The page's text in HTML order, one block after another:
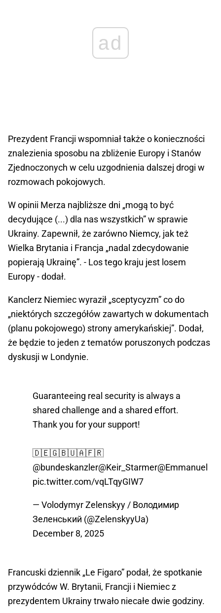
ad
Prezydent Francji wspomniał także o konieczności
znalezienia sposobu na zbliżenie Europy i Stanów
Zjednoczonych w celu uzgodnienia dalszej drogi w
rozmowach pokojowych.
W opinii Merza najbliższe dni „mogą to być
decydujące (...) dla nas wszystkich” w sprawie
Ukrainy. Zapewnił, że zarówno Niemcy, jak też
Wielka Brytania i Francja „nadal zdecydowanie
popierają Ukrainę”. - Los tego kraju jest losem
Europy - dodał.
Kanclerz Niemiec wyraził „sceptycyzm” co do
„niektórych szczegółów zawartych w dokumentach
(planu pokojowego) strony amerykańskiej”. Dodał,
że będzie to jeden z tematów poruszonych podczas
dyskusji w Londynie.
Guaranteeing real security is always a
shared challenge and a shared effort.
Thank you for your support!
🇩🇪🇬🇧🇺🇦🇫🇷
@bundeskanzler@Keir_Starmer
pic.twitter.com/vqLTqyGIW7
— Volodymyr Zelenskyy / Володимир
Зеленський (@ZelenskyyUa)
December 8, 2025
Francuski dziennik „Le Figaro” podał, że spotkanie
przywódców W. Brytanii, Francji i Niemiec z
prezydentem Ukrainy trwało niecałe dwie godziny.